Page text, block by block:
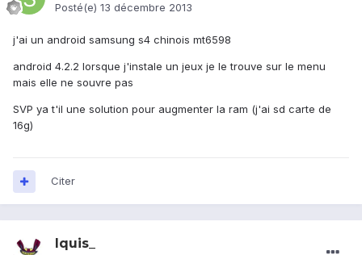
Posté(e) 13 décembre 2013
j'ai un android samsung s4 chinois mt6598
android 4.2.2 lorsque j'instale un jeux je le trouve sur le menu
mais elle ne souvre pas
SVP ya t'il une solution pour augmenter la ram (j'ai sd carte de
16g)
Citer
Iquis_